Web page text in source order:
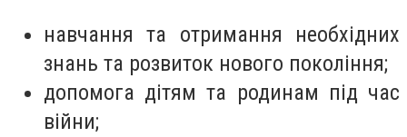
навчання та отримання необхідних
знань та розвиток нового покоління;
допомога дітям та родинам під час
війни;